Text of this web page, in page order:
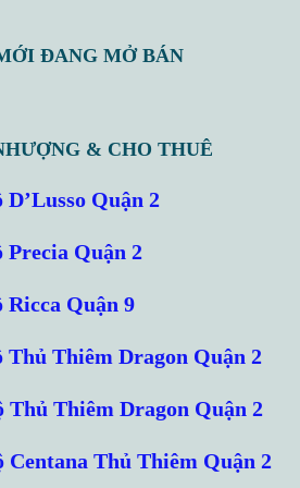
ĐANG MỞ BÁN
& CHO THUÊ
Quận 2
Precia Quận 2
Ricca Quận 9
Thủ Thiêm Dragon Quận 2
Thủ Thiêm Dragon Quận 2
Centana Thủ Thiêm Quận 2